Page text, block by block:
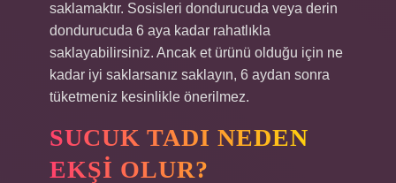
saklamaktır. Sosisleri dondurucuda veya derin
dondurucuda 6 aya kadar rahatlıkla
saklayabilirsiniz. Ancak et ürünü olduğu için ne
kadar iyi saklarsanız saklayın, 6 aydan sonra
tüketmeniz kesinlikle önerilmez.
SUCUK TADI NEDEN
EKŞI OLUR?